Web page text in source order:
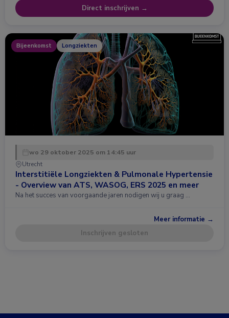
Direct inschrijven →
Bijeenkomst Longziekten
wo 29 oktober 2025 om 14:45 uur
Utrecht
Interstitiële Longziekten & Pulmonale Hypertensie
- Overview van ATS, WASOG, ERS 2025 en meer
Na het succes van voorgaande jaren nodigen wij u graag …
Meer informatie →
Inschrijven gesloten